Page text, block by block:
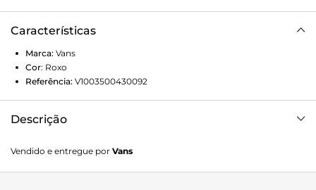
Características
Marca: Vans
Cor: Roxo
Referência: V1003500430092
Descrição
atender a necessidade dos atletas de alto nível: um tênis
versátil que ao mesmo tempo proporcionasse conforto em
Vendido e entregue por Vans